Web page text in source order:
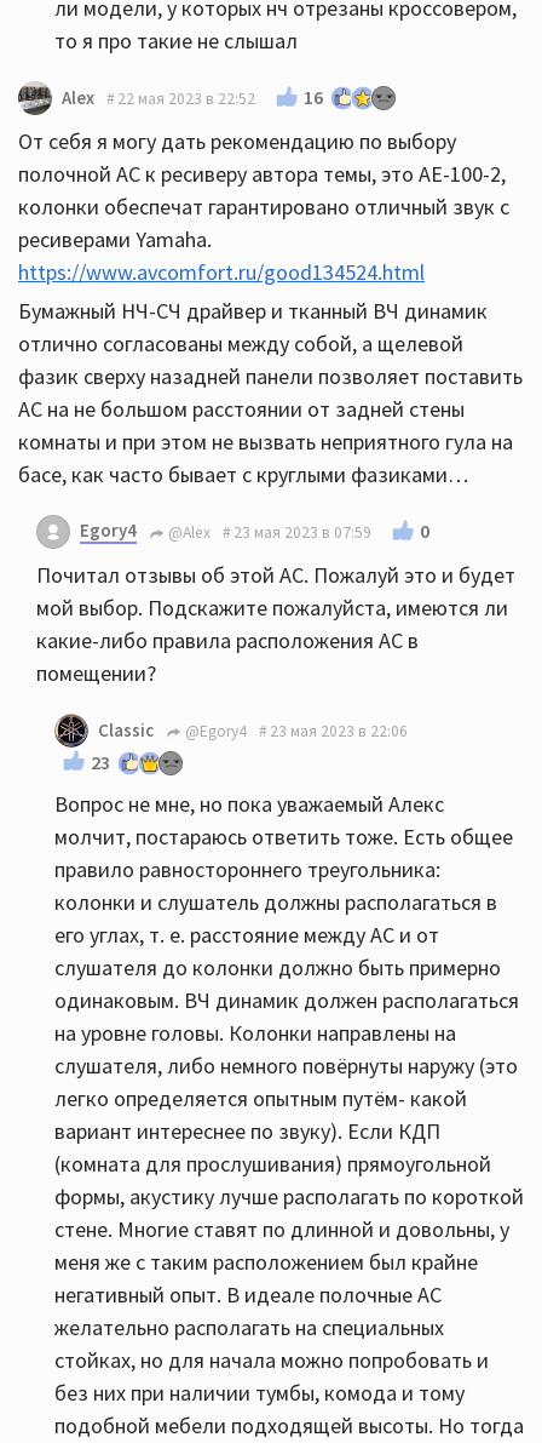
ли модели, у которых нч отрезаны кроссовером,
то я про такие не слышал
Alex 22 мая 2023 в 22:52 16
От себя я могу дать рекомендацию по выбору
полочной АС к ресиверу автора темы, это AE-100-2,
колонки обеспечат гарантировано отличный звук с
ресиверами Yamaha.
https://www.avcomfort.ru/good134524.html
Бумажный НЧ-СЧ драйвер и тканный ВЧ динамик
отлично согласованы между собой, а щелевой
фазик сверху назадней панели позволяет поставить
АС на не большом расстоянии от задней стены
комнаты и при этом не вызвать неприятного гула на
басе, как часто бывает с круглыми фазиками…
Egory4 @Alex 23 мая 2023 в 07:59 0
Почитал отзывы об этой АС. Пожалуй это и будет
мой выбор. Подскажите пожалуйста, имеются ли
какие-либо правила расположения АС в
помещении?
Classic @Egory4 23 мая 2023 в 22:06
23
Вопрос не мне, но пока уважаемый Алекс
молчит, постараюсь ответить тоже. Есть общее
правило равностороннего треугольника:
колонки и слушатель должны располагаться в
его углах, т. е. расстояние между АС и от
слушателя до колонки должно быть примерно
одинаковым. ВЧ динамик должен располагаться
на уровне головы. Колонки направлены на
слушателя, либо немного повёрнуты наружу (это
легко определяется опытным путём- какой
вариант интереснее по звуку). Если КДП
(комната для прослушивания) прямоугольной
формы, акустику лучше располагать по короткой
стене. Многие ставят по длинной и довольны, у
меня же с таким расположением был крайне
негативный опыт. В идеале полочные АС
желательно располагать на специальных
стойках, но для начала можно попробовать и
без них при наличии тумбы, комода и тому
подобной мебели подходящей высоты. Но тогда